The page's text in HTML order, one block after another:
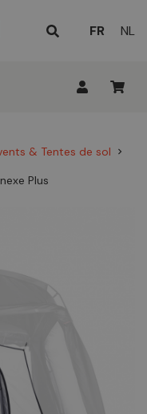
LANGUE
FR NL
& Tentes de sol chevron_right
Plus